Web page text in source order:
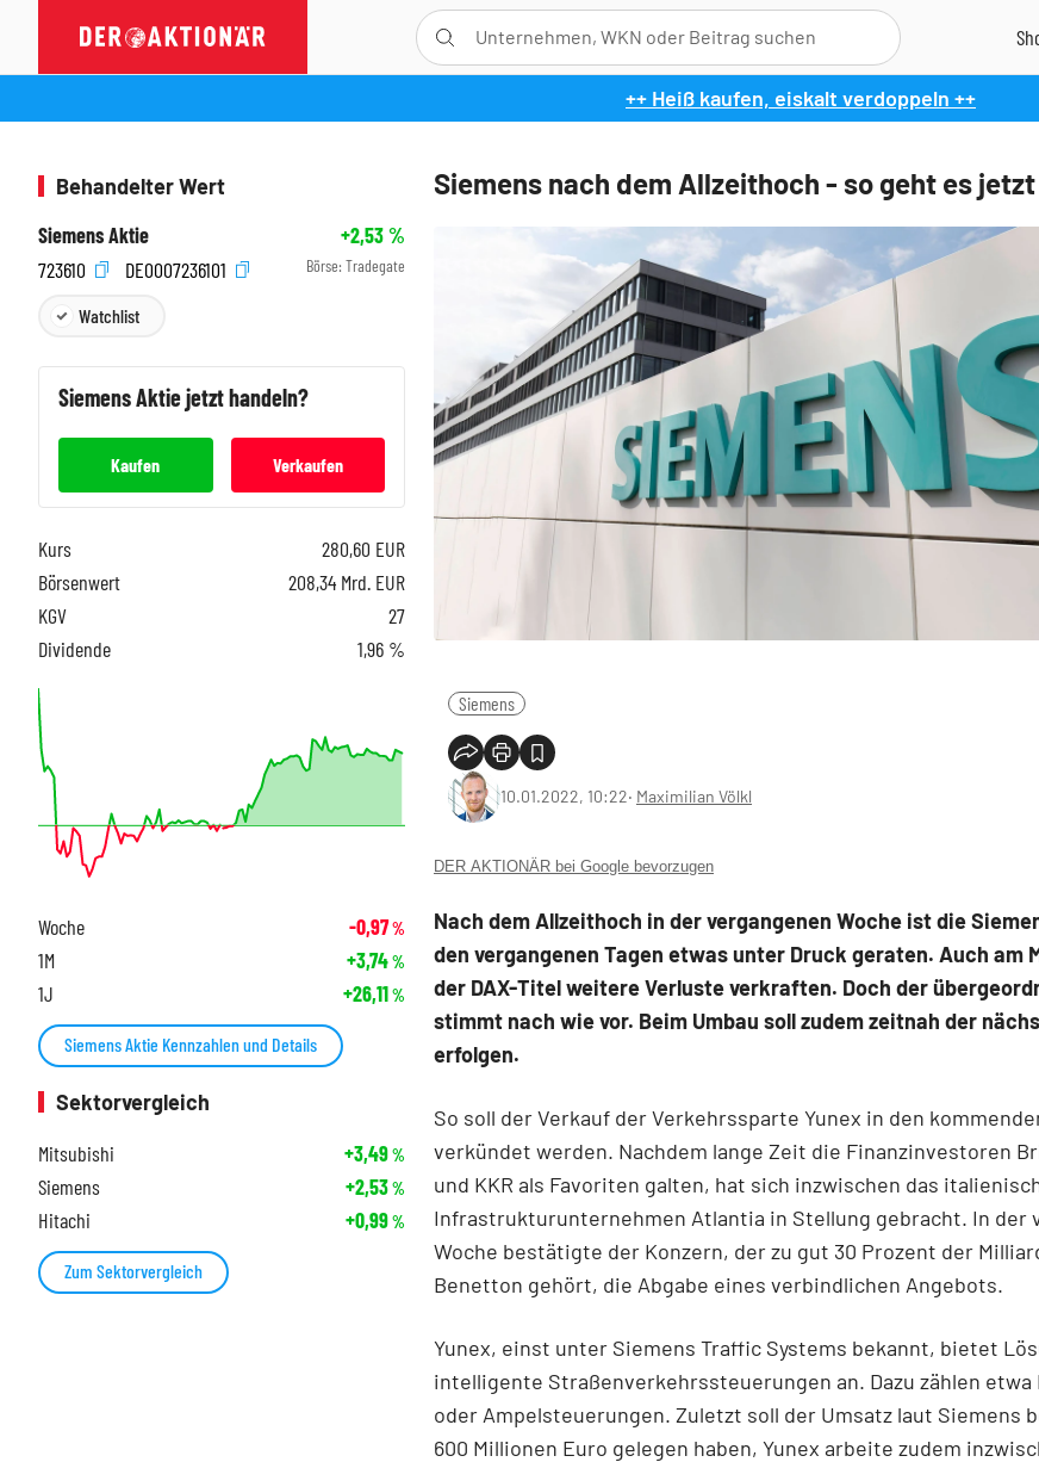
++ Heiß kaufen, eiskalt verdoppeln ++
Siemens nach dem Allzeithoch - so geht es
Siemens
10.01.2022, 10:22‧ Maximilian Völkl
DER AKTIONÄR bei Google bevorzugen
Nach dem Allzeithoch in der vergangenen Woche ist die
den vergangenen Tagen etwas unter Druck geraten. Auch am
der DAX-Titel weitere Verluste verkraften. Doch der
stimmt nach wie vor. Beim Umbau soll zudem zeitnah der
erfolgen.
So soll der Verkauf der Verkehrssparte Yunex in den
verkündet werden. Nachdem lange Zeit die Finanzinvestoren
und KKR als Favoriten galten, hat sich inzwischen das
Infrastrukturunternehmen Atlantia in Stellung gebracht. In der
Woche bestätigte der Konzern, der zu gut 30 Prozent der
Benetton gehört, die Abgabe eines verbindlichen Angebots.
Yunex, einst unter Siemens Traffic Systems bekannt, bietet
intelligente Straßenverkehrssteuerungen an. Dazu zählen etwa
oder Ampelsteuerungen. Zuletzt soll der Umsatz laut Siemens
600 Millionen Euro gelegen haben, Yunex arbeite zudem
Behandelter Wert
Siemens Aktie
+2,53%
723610
DE0007236101 Börse: Tradegate
Watchlist
SiemensAktie jetzt handeln?
Kaufen Verkaufen
Kurs 280,60 EUR
Börsenwert
208,34 Mrd. EUR
KGV
27
Dividende
1,96 %
Woche -0,97%
1M +3,74%
1J +26,11%
Siemens Aktie Kennzahlen und Details
Sektorvergleich
Mitsubishi
+3,49%
Siemens +2,53%
Hitachi +0,99%
Zum Sektorvergleich